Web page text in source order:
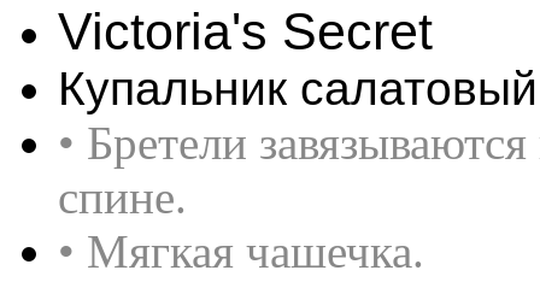
Victoria's Secret
Купальник
• Бретели
спине.
• Мягкая чашечка.